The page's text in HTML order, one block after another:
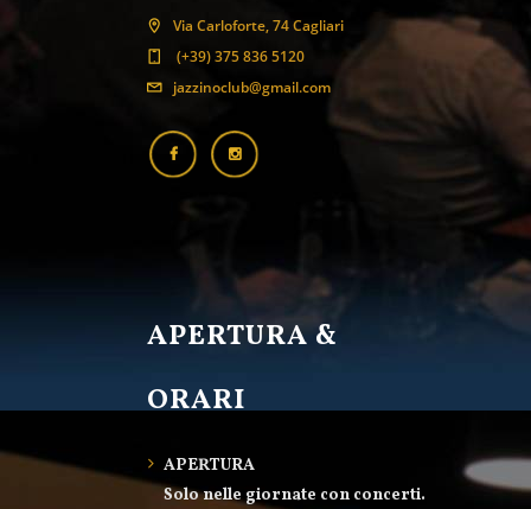
Via Carloforte, 74 Cagliari
(+39) 375 836 5120
jazzinoclub@gmail.com
APERTURA &
ORARI
APERTURA
Solo nelle giornate con concerti.